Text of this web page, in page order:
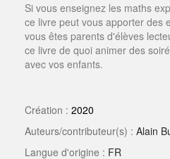
Si vous enseignez les maths
ce livre peut vous apporter des
vous êtes parents d'élèves
ce livre de quoi animer des
avec vos enfants.
Création : 2020
Auteurs/contributeur(s) : Alain
Langue d'origine : FR